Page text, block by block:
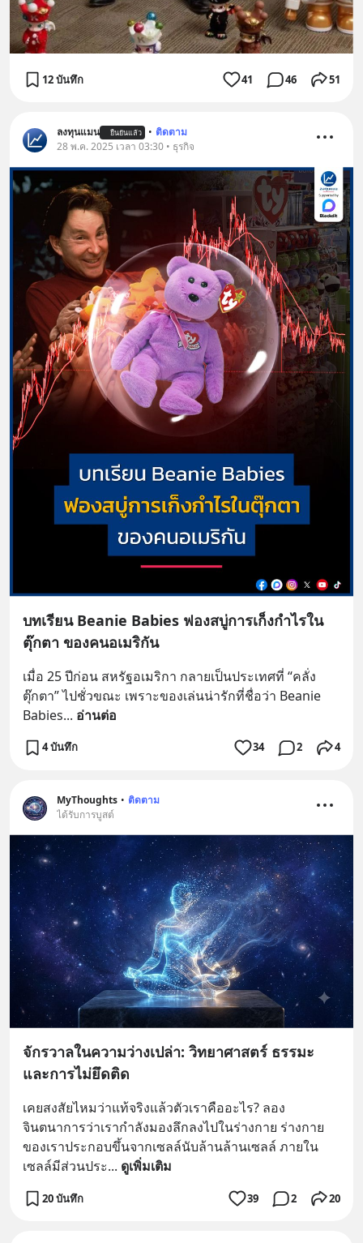
12 บันทึก 41 46 51
ลงทุนแมน ยืนยันแล้ว • ติดตาม
28 พ.ค. 2025 เวลา 03:30 • ธุรกิจ
บทเรียน Beanie Babies ฟองสบู่การเก็งกำไรใน
ตุ๊กตา ของคนอเมริกัน
เมื่อ 25 ปีก่อน สหรัฐอเมริกา กลายเป็นประเทศที่ “คลั่ง
ตุ๊กตา” ไปชั่วขณะ เพราะของเล่นน่ารักที่ชื่อว่า Beanie
Babies... อ่านต่อ
4 บันทึก 34 2 4
MyThoughts • ติดตาม
ได้รับการบูสต์
จักรวาลในความว่างเปล่า: วิทยาศาสตร์ ธรรมะ
และการไม่ยึดติด
เคยสงสัยไหมว่าแท้จริงแล้วตัวเราคืออะไร? ลอง
จินตนาการว่าเรากำลังมองลึกลงไปในร่างกาย ร่างกาย
ของเราประกอบขึ้นจากเซลล์นับล้านล้านเซลล์ ภายใน
เซลล์มีส่วนประ... ดูเพิ่มเติม
20 บันทึก 39 2 20